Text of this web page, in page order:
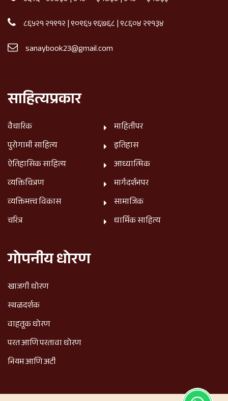
८६५२१ २१९१२|९०९६५ ९६७६८|९८६०४ २९१३४
sanaybook23@gmail.com
साहित्यप्रकार
वैचारिक
पुरोगामी साहित्य
ऐतिहासिक साहित्य
व्यक्तिचित्रण
व्यक्तिमत्त्व विकास
चरित्र
माहितीपर
इतिहास
आध्यात्मिक
मार्गदर्शनपर
सामाजिक
धार्मिक साहित्य
गोपनीय धोरण
खाजगी धोरण
स्थळदर्शक
वाहतूक धोरण
परत आणि परतावा धोरण
नियम आणि अटी